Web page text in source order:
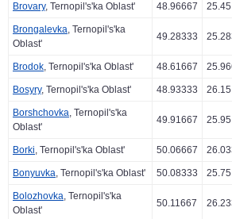
Brovary, Ternopil's'ka Oblast' 48.96667 25.45
Brongalevka, Ternopil's'ka
Oblast'
49.28333
Brodok, Ternopil's'ka Oblast' 48.61667
Bosyry, Ternopil's'ka Oblast' 48.93333 26.15
Borshchovka, Ternopil's'ka
Oblast'
49.91667 25.95
Borki, Ternopil's'ka Oblast' 50.06667
Bonyuvka, Ternopil's'ka Oblast' 50.08333 25.75
Bolozhovka, Ternopil's'ka
Oblast'
50.11667